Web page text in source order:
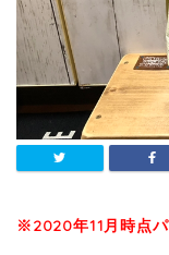
※2020年11月時点